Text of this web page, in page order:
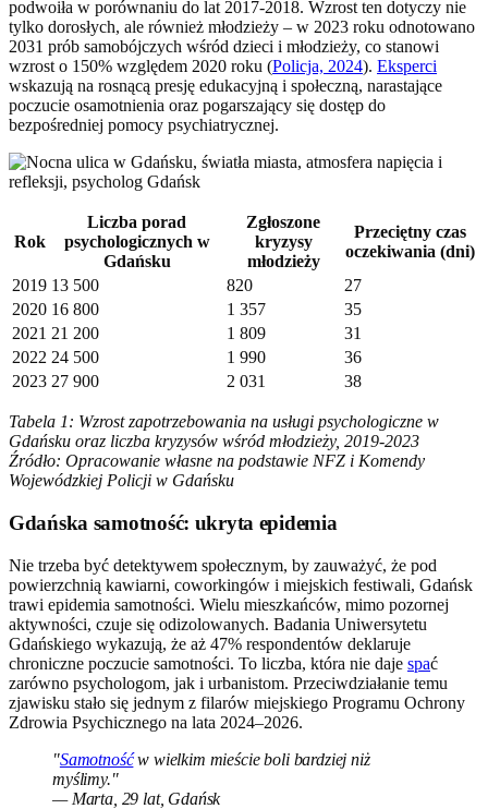
podwoiła w porównaniu do lat 2017-2018. Wzrost ten dotyczy nie
tylko dorosłych, ale również młodzieży – w 2023 roku odnotowano
2031 prób samobójczych wśród dzieci i młodzieży, co stanowi
wzrost o 150% względem 2020 roku (Policja, 2024). Eksperci
wskazują na rosnącą presję edukacyjną i społeczną, narastające
poczucie osamotnienia oraz pogarszający się dostęp do
bezpośredniej pomocy psychiatrycznej.
Rok
Liczba porad
psychologicznych w
Gdańsku
Zgłoszone
kryzysy
młodzieży
Przeciętny czas
oczekiwania (dni)
2019 13 500 820
27
2020 16 800 1 357
35
2021 21 200 1 809
31
2022 24 500 1 990
36
2023 27 900 2 031 38
Tabela 1: Wzrost zapotrzebowania na usługi psychologiczne w
Gdańsku oraz liczba kryzysów wśród młodzieży, 2019-2023
Źródło: Opracowanie własne na podstawie NFZ i Komendy
Wojewódzkiej Policji w Gdańsku
Gdańska samotność: ukryta epidemia
Nie trzeba być detektywem społecznym, by zauważyć, że pod
powierzchnią kawiarni, coworkingów i miejskich festiwali, Gdańsk
trawi epidemia samotności. Wielu mieszkańców, mimo pozornej
aktywności, czuje się odizolowanych. Badania Uniwersytetu
Gdańskiego wykazują, że aż 47% respondentów deklaruje
chroniczne poczucie samotności. To liczba, która nie daje spać
zarówno psychologom, jak i urbanistom. Przeciwdziałanie temu
zjawisku stało się jednym z filarów miejskiego Programu Ochrony
Zdrowia Psychicznego na lata 2024–2026.
"Samotnośćw wielkim mieście boli bardziej niż
myślimy."
— Marta, 29 lat, Gdańsk